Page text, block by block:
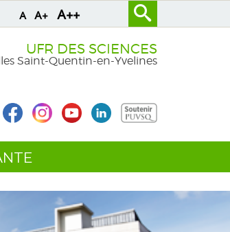
A A+ A++
UFR DES SCIENCES
Saint-Quentin-en-Yvelines